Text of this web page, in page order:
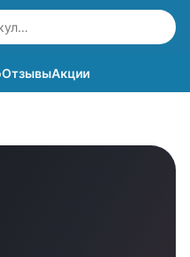
ОтзывыАкции